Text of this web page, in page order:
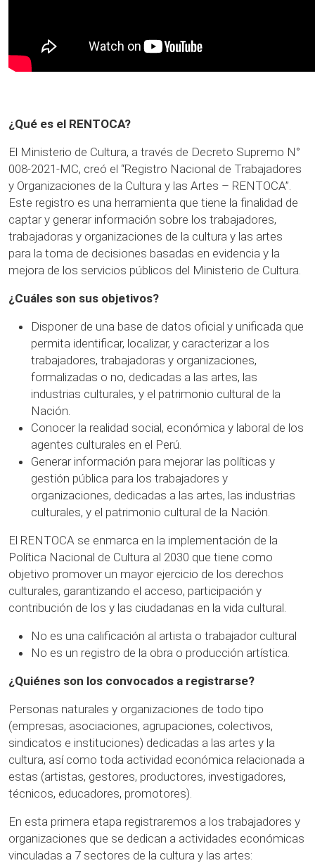
¿Qué es el RENTOCA?
El Ministerio de Cultura, a través de Decreto Supremo N°
008-2021-MC, creó el “Registro Nacional de Trabajadores
y Organizaciones de la Cultura y las Artes – RENTOCA”.
Este registro es una herramienta que tiene la finalidad de
captar y generar información sobre los trabajadores,
trabajadoras y organizaciones de la cultura y las artes
para la toma de decisiones basadas en evidencia y la
mejora de los servicios públicos del Ministerio de Cultura.
¿Cuáles son sus objetivos?
Disponer de una base de datos oficial y unificada que
permita identificar, localizar, y caracterizar a los
trabajadores, trabajadoras y organizaciones,
formalizadas o no, dedicadas a las artes, las
industrias culturales, y el patrimonio cultural de la
Nación.
Conocer la realidad social, económica y laboral de los
agentes culturales en el Perú.
Generar información para mejorar las políticas y
gestión pública para los trabajadores y
organizaciones, dedicadas a las artes, las industrias
culturales, y el patrimonio cultural de la Nación.
El RENTOCA se enmarca en la implementación de la
Política Nacional de Cultura al 2030 que tiene como
objetivo promover un mayor ejercicio de los derechos
culturales, garantizando el acceso, participación y
contribución de los y las ciudadanas en la vida cultural.
No es una calificación al artista o trabajador cultural
No es un registro de la obra o producción artística.
¿Quiénes son los convocados a registrarse?
Personas naturales y organizaciones de todo tipo
(empresas, asociaciones, agrupaciones, colectivos,
sindicatos e instituciones) dedicadas a las artes y la
cultura, así como toda actividad económica relacionada a
estas (artistas, gestores, productores, investigadores,
técnicos, educadores, promotores).
En esta primera etapa registraremos a los trabajadores y
organizaciones que se dedican a actividades económicas
vinculadas a 7 sectores de la cultura y las artes: